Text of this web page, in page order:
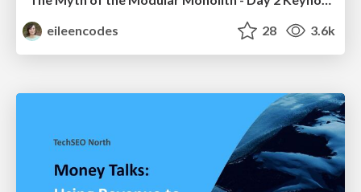
eileencodes
28 3.6k